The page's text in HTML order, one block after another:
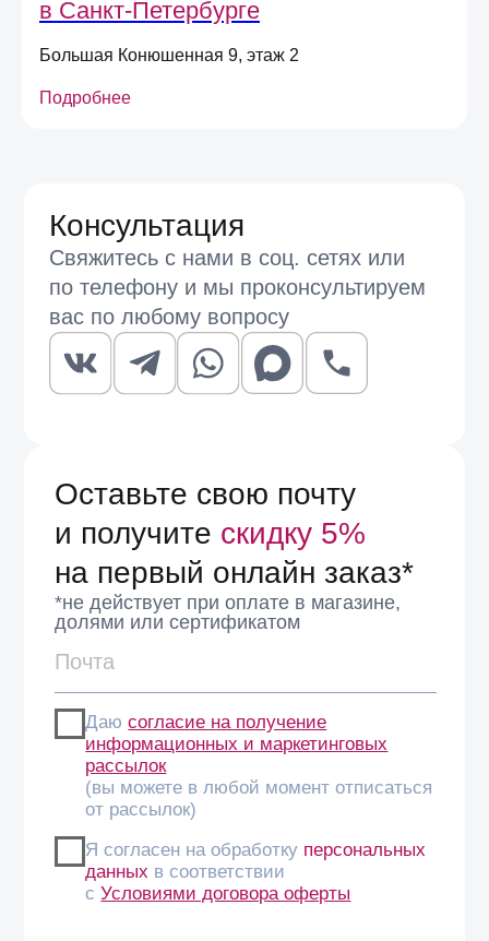
в Санкт-Петербурге
Большая Конюшенная 9, этаж 2
Подробнее
Отправить